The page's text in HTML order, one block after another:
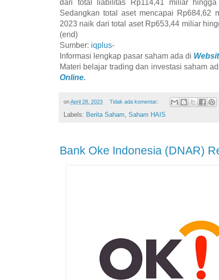
Sedangkan total aset mencapai Rp684,62
2023 naik dari total aset Rp653,44 miliar
(end)
Sumber: iqplus-
Informasi lengkap pasar saham ada di
Materi belajar trading dan investasi saham
Online.
onApril 28, 2023 Tidak ada komentar:
Labels: Berita Saham Saham HAIS
Bank Oke Indonesia (DNAR)